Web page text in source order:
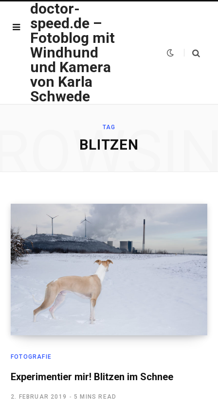
doctor-
speed.de –
Fotoblog mit
Windhund
und Kamera
von Karla
Schwede
TAG
BLITZEN
FOTOGRAFIE
Experimentier mir! Blitzen im Schnee
2. FEBRUAR 2019 5 MINS READ